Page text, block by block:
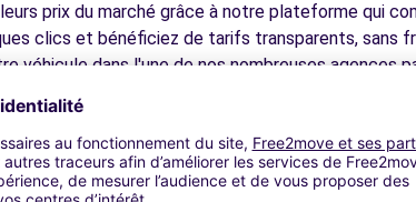
7.4 km
prix du marché grâce à notre plateforme qui
clics et bénéficiez de tarifs transparents, sans
véhicule dans l'une de nos nombreuses agences
pour faciliter le démarrage de votre séjour.
intuitive vous permet de réserver votre véhicule
répondre à toutes vos questions et vous